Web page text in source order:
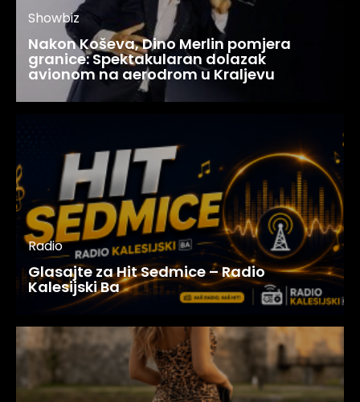
Showbiz
Nakon Koševa, Dino Merlin pomjera
granice: Spektakularan dolazak
avionom na aerodrom u Kraljevu
Radio
Glasajte za Hit Sedmice – Radio
Kalesijski Ba